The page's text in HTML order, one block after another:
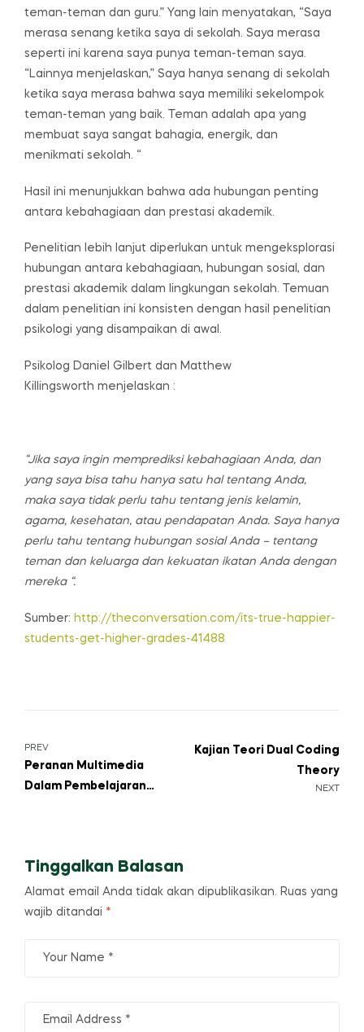
teman-teman dan guru.” Yang lain menyatakan, “Saya
merasa senang ketika saya di sekolah. Saya merasa
seperti ini karena saya punya teman-teman saya.
“Lainnya menjelaskan,” Saya hanya senang di sekolah
ketika saya merasa bahwa saya memiliki sekelompok
teman-teman yang baik. Teman adalah apa yang
membuat saya sangat bahagia, energik, dan
menikmati sekolah. “
Hasil ini menunjukkan bahwa ada hubungan penting
antara kebahagiaan dan prestasi akademik.
Penelitian lebih lanjut diperlukan untuk mengeksplorasi
hubungan antara kebahagiaan, hubungan sosial, dan
prestasi akademik dalam lingkungan sekolah. Temuan
dalam penelitian ini konsisten dengan hasil penelitian
psikologi yang disampaikan di awal.
Psikolog Daniel Gilbert dan Matthew
Killingsworth menjelaskan :
“Jika saya ingin memprediksi kebahagiaan Anda, dan
yang saya bisa tahu hanya satu hal tentang Anda,
maka saya tidak perlu tahu tentang jenis kelamin,
agama, kesehatan, atau pendapatan Anda. Saya hanya
perlu tahu tentang hubungan sosial Anda – tentang
teman dan keluarga dan kekuatan ikatan Anda dengan
mereka “.
Sumber: http://theconversation.com/its-true-happier-
students-get-higher-grades-41488
Navigasi
pos
PREV
Peranan Multimedia
Dalam Pembelajaran
NEXT
Kajian Teori Dual Coding
Theory
Tinggalkan Balasan
Alamat email Anda tidak akan dipublikasikan. Ruas yang
wajib ditandai *